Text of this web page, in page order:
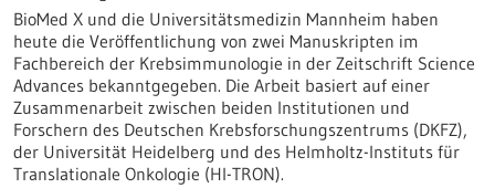
BioMed X und die Universitätsmedizin Mannheim haben
heute die Veröffentlichung von zwei Manuskripten im
Fachbereich der Krebsimmunologie in der Zeitschrift Science
Advances bekanntgegeben. Die Arbeit basiert auf einer
Zusammenarbeit zwischen beiden Institutionen und
Forschern des Deutschen Krebsforschungszentrums (DKFZ),
der Universität Heidelberg und des Helmholtz-Instituts für
Translationale Onkologie (HI-TRON).